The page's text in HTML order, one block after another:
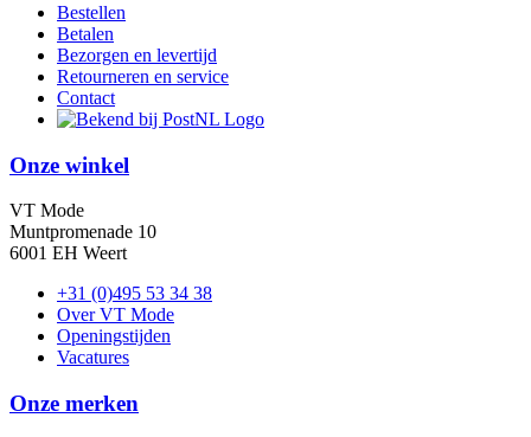
Bestellen
Betalen
Bezorgen en levertijd
Retourneren en service
Contact
Onze winkel
VT Mode
Muntpromenade 10
6001 EH Weert
+31 (0)495 53 34 38
Over VT Mode
Openingstijden
Vacatures
Onze merken